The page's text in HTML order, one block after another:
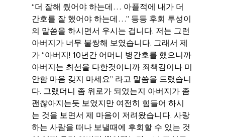
“더 잘해 줬어야 하는데… 아플적에 내가 더
간호를 잘 했어야 하는데…” 등등 후회 투성이
의 말씀을 하시면서 우시는 겁니다. 저는 그런
아버지가 너무 불쌍해 보였습니다. 그래서 제
가 “아버지! 10년간 어머니 병간호를 했으니까
아버지는 최선을 다한것이니까 죄책감이나 미
안함 마음 갖지 마세요” 라고 말씀을 드렸습니
다. 그랬더니 좀 위로가 되었는지 아버지가 좀
괜찮아지는듯 보였지만 여전히 힘들어 하시
는 것을 보면서 제 마음이 저려왔습니다. 사랑
하는 사람을 떠나 보낼때에 후회할 수 있는 것